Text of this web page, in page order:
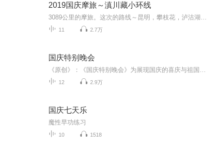
2019国庆摩旅～滇川藏小环线
11 2.7万
国庆特别晚会
12 2.9万
国庆七天乐
魔性早功练习
10 1518